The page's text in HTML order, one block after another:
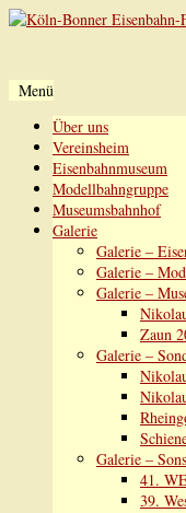
Menü
Zum
Inhalt
springen
Über uns
Vereinsheim
Eisenbahnmuseum
Modellbahngruppe
Museumsbahnhof
Galerie
Galerie –
Galerie –
Galerie –
Zaun
Galerie –
Galerie –
41.
39.